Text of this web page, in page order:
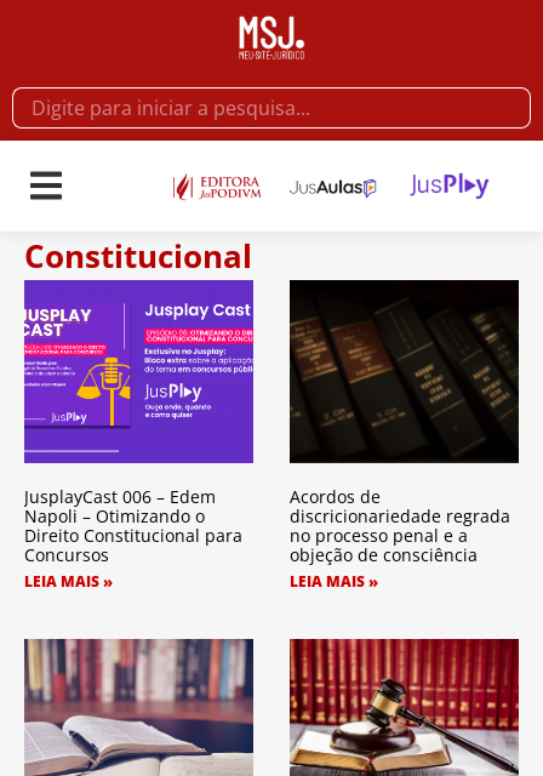
Constitucional
JusplayCast 006 – Edem
Napoli – Otimizando o
Direito Constitucional para
Concursos
LEIA MAIS »
Acordos de
discricionariedade regrada
no processo penal e a
objeção de consciência
LEIA MAIS »